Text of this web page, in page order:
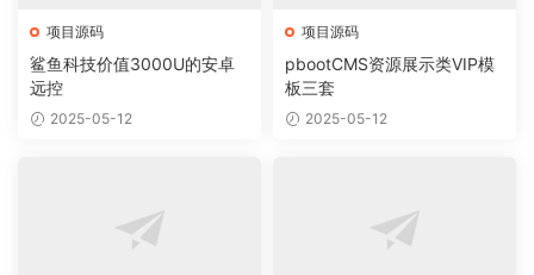
项目源码
鲨鱼科技价值3000U的安卓
远控
2025-05-12
项目源码
pbootCMS资源展示类VIP模
板三套
2025-05-12